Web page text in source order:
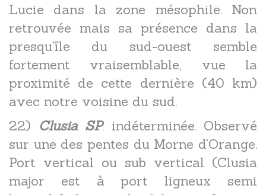
Lucie dans la zone mésophile. Non
retrouvée mais sa présence dans la
presqu’île du sud-ouest semble
fortement vraisemblable, vue la
proximité de cette dernière (40 km)
avec notre voisine du sud.
22) Clusia SP. indéterminée. Observé
sur une des pentes du Morne d’Orange.
Port vertical ou sub vertical (Clusia
major est à port ligneux semi